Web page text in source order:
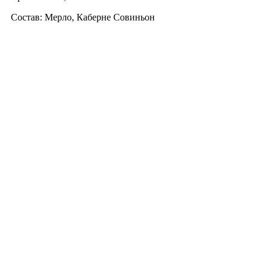
Состав: Мерло, Каберне Совиньон